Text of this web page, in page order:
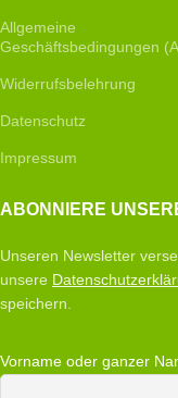
Allgemeine
Geschäftsbedingungen
Widerrufsbelehrung
Datenschutz
Impressum
ABONNIERE
Unseren Newsletter
unsere
speichern.
Vorname oder ganzer